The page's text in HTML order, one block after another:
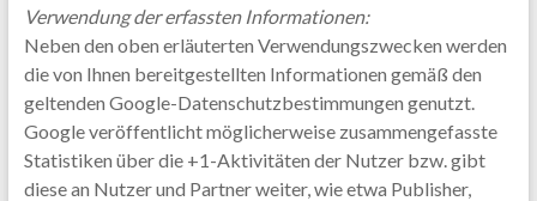
Verwendung der erfassten Informationen:
Neben den oben erläuterten Verwendungszwecken werden
die von Ihnen bereitgestellten Informationen gemäß den
geltenden Google-Datenschutzbestimmungen genutzt.
Google veröffentlicht möglicherweise zusammengefasste
Statistiken über die +1-Aktivitäten der Nutzer bzw. gibt
diese an Nutzer und Partner weiter, wie etwa Publisher,